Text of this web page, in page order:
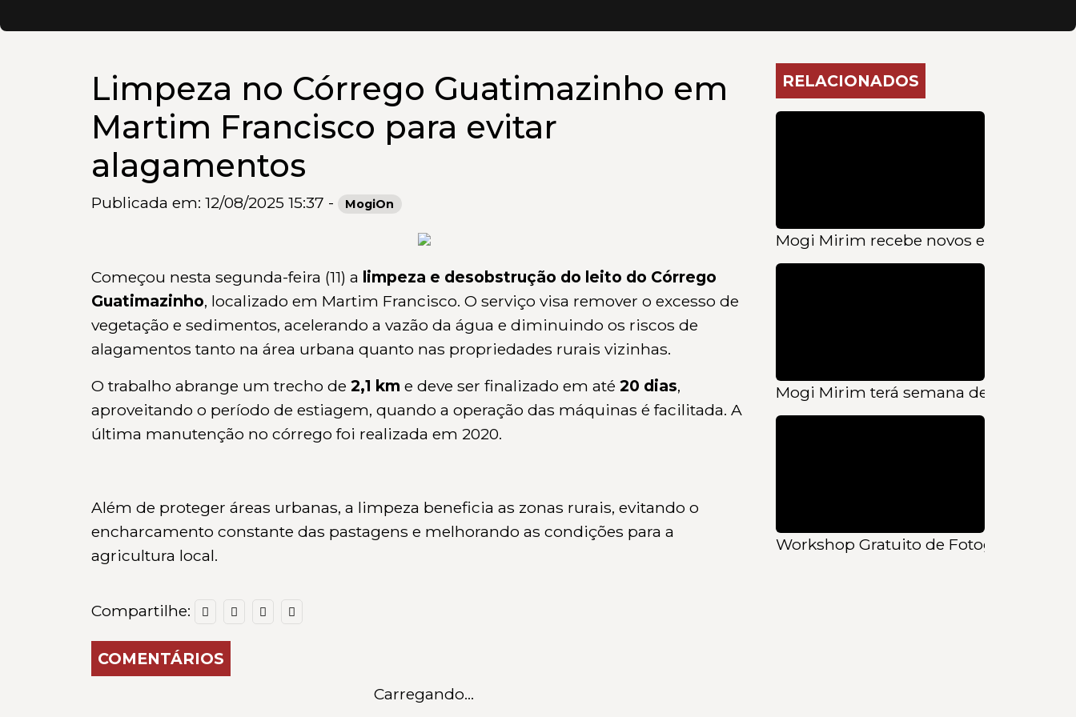
Limpeza no Córrego Guatimazinho em
Martim Francisco para evitar
alagamentos
Publicada em: 12/08/2025 15:37 - MogiOn
Começou nesta segunda-feira (11) a limpeza e desobstrução do leito do Córrego
Guatimazinho, localizado em Martim Francisco. O serviço visa remover o excesso de
vegetação e sedimentos, acelerando a vazão da água e diminuindo os riscos de
alagamentos tanto na área urbana quanto nas propriedades rurais vizinhas.
O trabalho abrange um trecho de 2,1 km e deve ser finalizado em até 20 dias,
aproveitando o período de estiagem, quando a operação das máquinas é facilitada. A
última manutenção no córrego foi realizada em 2020.
Além de proteger áreas urbanas, a limpeza beneficia as zonas rurais, evitando o
encharcamento constante das pastagens e melhorando as condições para a
agricultura local.
Compartilhe:
COMENTÁRIOS
Carregando...
RELACIONADOS
Mogi Mirim recebe novos
Mogi Mirim terá semana de sol e frio
Workshop Gratuito de Fotografia com